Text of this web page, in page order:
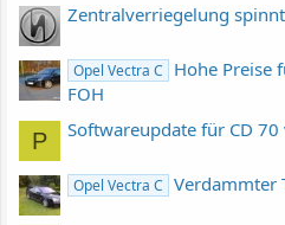
Zentralverriegelung spinnt
Opel Vectra C
Hohe Preise
FOH
P Softwareupdate für CD 70
Opel Vectra C Verdammter